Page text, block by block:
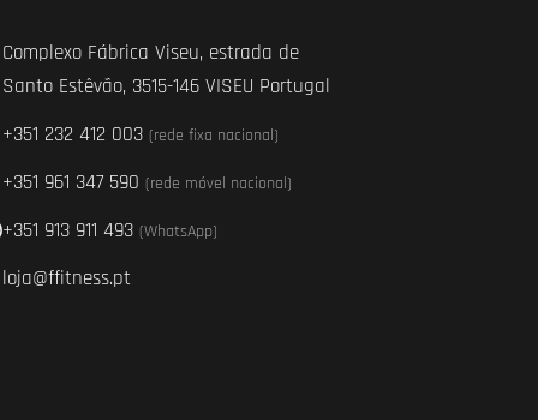
Complexo Fábrica Viseu, estrada de
Santo Estêvão, 3515-146 VISEU Portugal
+351 232 412 003 (rede fixa nacional)
+351 961 347 590 (rede móvel nacional)
+351 913 911 493 (WhatsApp)
loja@ffitness.pt